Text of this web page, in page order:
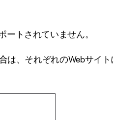
ートされていません。
は、それぞれのWebサイ